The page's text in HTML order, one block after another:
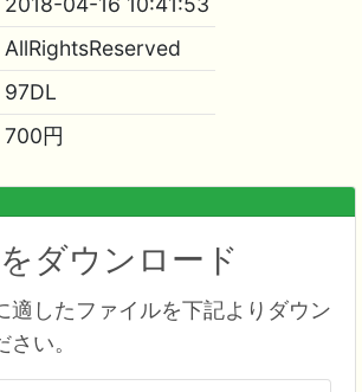
AllRightsReserved
97DL
700円
ダウンロード
適したファイルを下記よりダウン
い。